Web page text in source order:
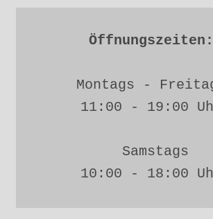
Montags -
11:00 - 19:00
Samstags
10:00 - 18:00